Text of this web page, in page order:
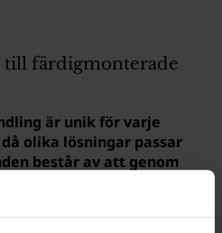
till färdigmonterade
är unik för varje
olika lösningar passar
består av att genom
just säkerhetsdörrar,
produkt som passar